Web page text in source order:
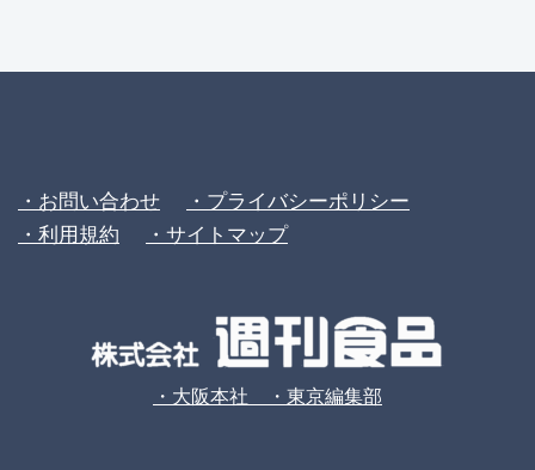
・お問い合わせ
・プライバシーポリシー
・利用規約
・サイトマップ
・大阪本社 ・東京編集部